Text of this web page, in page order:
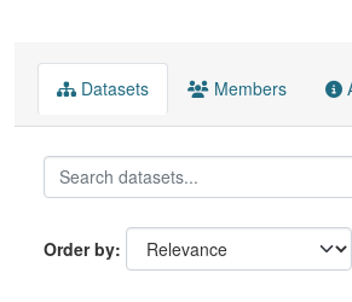
Datasets Members
Order by